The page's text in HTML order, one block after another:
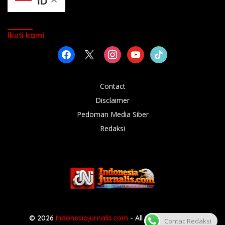
Ikuti kami
facebook instagramyoutubetiktok
Contact
Disclaimer
Pedoman Media Siber
Redaksi
© 2026 Indonesiajurnalis.com - All rights reserved
Contac Redaksi